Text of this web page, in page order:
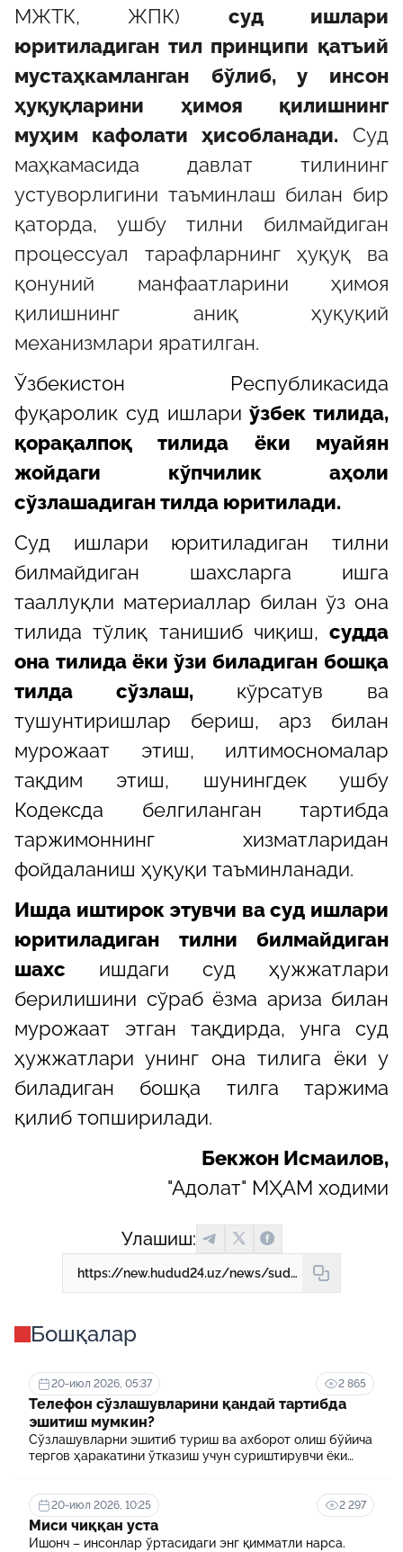
МЖТК, ЖПК) суд ишлари
юритиладиган тил принципи қатъий
мустаҳкамланган бўлиб, у инсон
ҳуқуқларини ҳимоя қилишнинг
муҳим кафолати ҳисобланади. Суд
маҳкамасида давлат тилининг
устуворлигини таъминлаш билан бир
қаторда, ушбу тилни билмайдиган
процессуал тарафларнинг ҳуқуқ ва
қонуний манфаатларини ҳимоя
қилишнинг аниқ ҳуқуқий
механизмлари яратилган.
Ўзбекистон Республикасида
фуқаролик суд ишлариўзбек тилида,
қорақалпоқ тилида ёки муайян
жойдаги кўпчилик аҳоли
сўзлашадиган тилда юритилади.
Суд ишлари юритиладиган тилни
билмайдиган шахсларга ишга
тааллуқли материаллар билан ўз она
тилида тўлиқ танишиб чиқиш, судда
она тилида ёки ўзи биладиган бошқа
тилда сўзлаш, кўрсатув ва
тушунтиришлар бериш, арз билан
мурожаат этиш, илтимосномалар
тақдим этиш, шунингдек ушбу
Кодексда белгиланган тартибда
таржимоннинг хизматларидан
фойдаланиш ҳуқуқи таъминланади.
Ишда иштирок этувчи ва суд ишлари
юритиладиган тилни билмайдиган
шахс ишдаги суд ҳужжатлари
берилишини сўраб ёзма ариза билан
мурожаат этган тақдирда, унга суд
ҳужжатлари унинг она тилига ёки у
биладиган бошқа тилга таржима
қилиб топширилади.
Бекжон Исмаилов,
"Адолат" МҲАМ ходими
Улашиш:
https://new.hudud24.uz/news/sud-ishlari-kaisi-tillarda-iuritiladi
Бошқалар
20-июл 2026, 05:37 2 865
Телефон сўзлашувларини қандай тартибда
эшитиш мумкин?
Сўзлашувларни эшитиб туриш ва ахборот олиш бўйича
тергов ҳаракатини ўтказиш учун суриштирувчи ёки
20-июл 2026, 10:25 2 297
Миси чиққан уста
Ишонч – инсонлар ўртасидаги энг қимматли нарса.